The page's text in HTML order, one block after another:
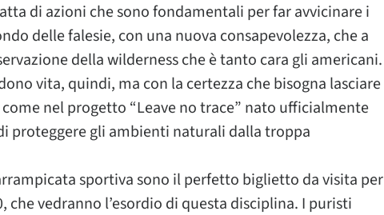
di azioni che sono fondamentali per far avvicinare i
delle falesie, con una nuova consapevolezza, che a
della wilderness che è tanto cara gli americani.
vita, quindi, ma con la certezza che bisogna lasciare
nel progetto “Leave no trace” nato ufficialmente
proteggere gli ambienti naturali dalla troppa
sportiva sono il perfetto biglietto da visita per
che vedranno l’esordio di questa disciplina. I puristi